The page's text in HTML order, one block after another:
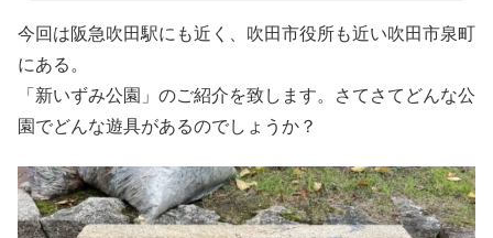
今回は阪急吹田駅にも近く、吹田市役所も近い吹田市泉町
にある。
「新いずみ公園」のご紹介を致します。さてさてどんな公
園でどんな遊具があるのでしょうか？